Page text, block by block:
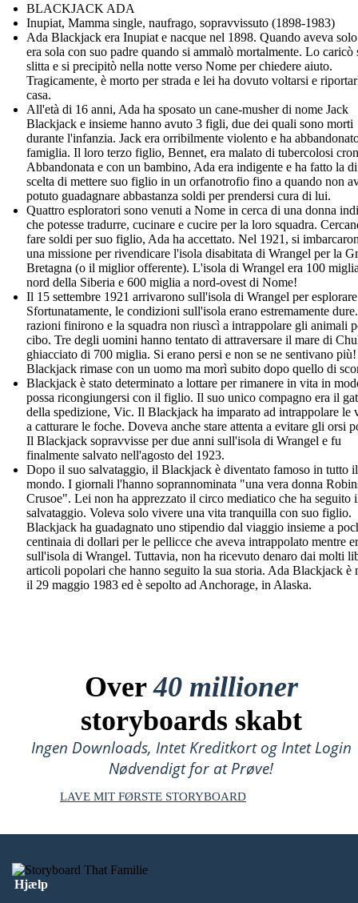
BLACKJACK ADA
Inupiat, Mamma single, naufrago, sopravvissuto (1898-1983)
Ada Blackjack era Inupiat e nacque nel 1898. Quando aveva
era sola con suo padre quando si ammalò mortalmente. Lo caricò
slitta e si precipitò nella notte verso Nome per chiedere aiuto.
Tragicamente, è morto per strada e lei ha dovuto voltarsi e
casa.
All'età di 16 anni, Ada ha sposato un cane-musher di nome Jack
Blackjack e insieme hanno avuto 3 figli, due dei quali sono morti
durante l'infanzia. Jack era orribilmente violento e ha
famiglia. Il loro terzo figlio, Bennet, era malato di tubercolosi
Abbandonata e con un bambino, Ada era indigente e ha fatto la
scelta di mettere suo figlio in un orfanotrofio fino a quando non
potuto guadagnare abbastanza soldi per prendersi cura di lui.
Quattro esploratori sono venuti a Nome in cerca di una donna
che potesse tradurre, cucinare e cucire per la loro squadra.
fare soldi per suo figlio, Ada ha accettato. Nel 1921, si
una missione per rivendicare l'isola disabitata di Wrangel per la
Bretagna (o il miglior offerente). L'isola di Wrangel era 100
nord della Siberia e 600 miglia a nord-ovest di Nome!
Il 15 settembre 1921 arrivarono sull'isola di Wrangel per
Sfortunatamente, le condizioni sull'isola erano estremamente
razioni finirono e la squadra non riuscì a intrappolare gli animali
cibo. Tre degli uomini hanno tentato di attraversare il mare di
ghiacciato di 700 miglia. Si erano persi e non se ne sentivano più!
Blackjack rimase con un uomo ma morì subito dopo quello di
Blackjack è stato determinato a lottare per rimanere in vita in
possa ricongiungersi con il figlio. Il suo unico compagno era il
della spedizione, Vic. Il Blackjack ha imparato ad intrappolare le
a catturare le foche. Doveva anche stare attenta a evitare gli orsi
Il Blackjack sopravvisse per due anni sull'isola di Wrangel e fu
finalmente salvato nell'agosto del 1923.
Dopo il suo salvataggio, il Blackjack è diventato famoso in tutto il
mondo. I giornali l'hanno soprannominata "una vera donna
Crusoe". Lei non ha apprezzato il circo mediatico che ha seguito
salvataggio. Voleva solo vivere una vita tranquilla con suo figlio.
Blackjack ha guadagnato uno stipendio dal viaggio insieme a
centinaia di dollari per le pellicce che aveva intrappolato mentre
sull'isola di Wrangel. Tuttavia, non ha ricevuto denaro dai molti
articoli popolari che hanno seguito la sua storia. Ada Blackjack è
il 29 maggio 1983 ed è sepolto ad Anchorage, in Alaska.
Over40 millioner
storyboards skabt
Ingen Downloads, Intet Kreditkort og Intet Login
Nødvendigt for at Prøve!
LAVE MIT FØRSTE STORYBOARD
Hjælp